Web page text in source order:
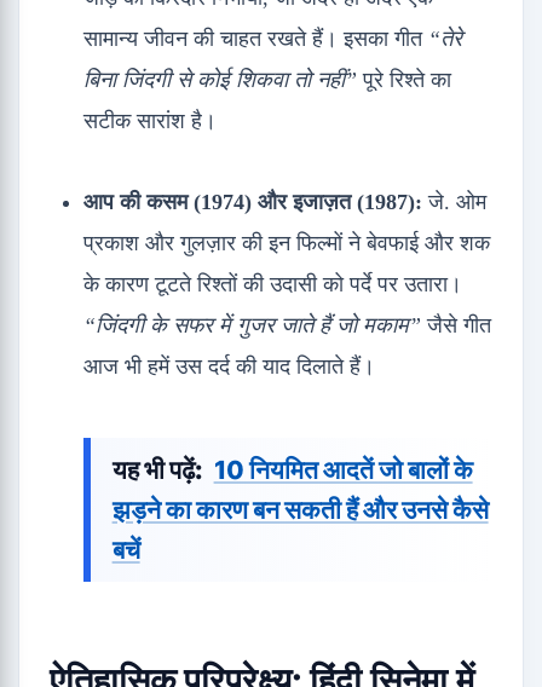
सामान्य जीवन की चाहत रखते हैं। इसका गीत “तेरे
बिना जिंदगी से कोई शिकवा तो नहीं” पूरे रिश्ते का
सटीक सारांश है।
आप की कसम (1974) और इजाज़त (1987): जे. ओम
प्रकाश और गुलज़ार की इन फिल्मों ने बेवफाई और शक
के कारण टूटते रिश्तों की उदासी को पर्दे पर उतारा।
“जिंदगी के सफर में गुजर जाते हैं जो मकाम” जैसे गीत
आज भी हमें उस दर्द की याद दिलाते हैं।
यह भी पढ़ें: 10 नियमित आदतें जो बालों के
झड़ने का कारण बन सकती हैं और उनसे कैसे
बचें